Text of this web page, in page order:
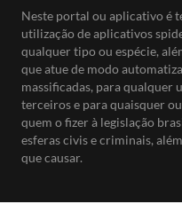
Neste portal ou aplicativo é
utilização de aplicativos
qualquer tipo ou espécie,
que atue de modo
massificadas, para qualquer
terceiros e para quaisquer
quem o fizer à legislação
esferas civis e criminais,
que causar.